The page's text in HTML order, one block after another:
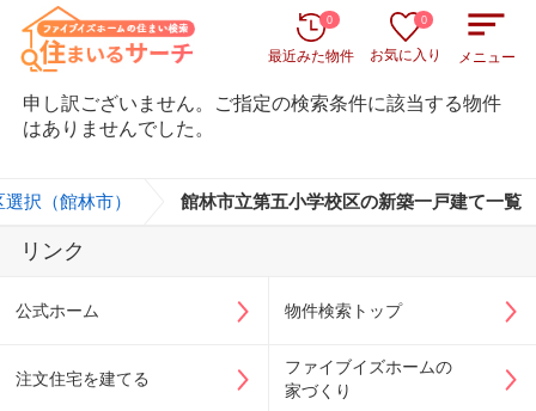
最近みた物件
0
お気に入り
0
メニュー
申し訳ございません。ご指定の検索条件に該当する物件
はありませんでした。
選択（館林市） 館林市立第五小学校区の新築一戸建て一覧
リンク
公式ホーム 物件検索トップ
注文住宅を建てる
ファイブイズホームの
家づくり